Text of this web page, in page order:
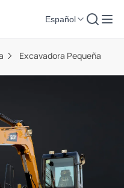
Español
Excavadora Pequeña